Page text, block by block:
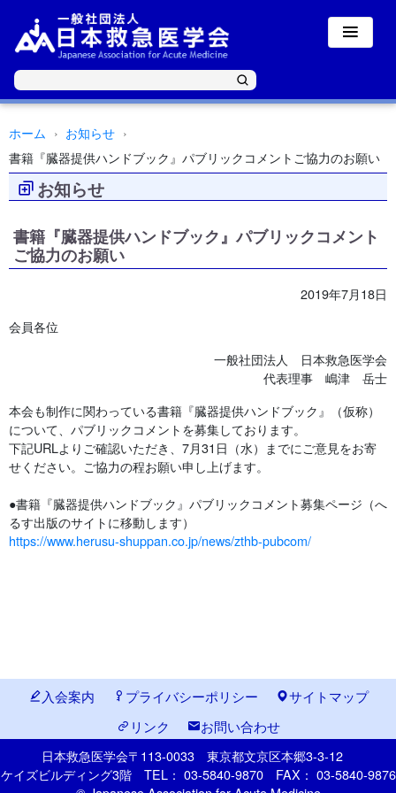
ホーム
お知らせ
書籍『臓器提供ハンドブック』パブリックコメントご協力のお願い
お知らせ
書籍『臓器提供ハンドブック』パブリックコメント
ご協力のお願い
2019年7月18日
会員各位
一般社団法人 日本救急医学会
代表理事 嶋津 岳士
本会も制作に関わっている書籍『臓器提供ハンドブック』（仮称）
について、パブリックコメントを募集しております。
下記URLよりご確認いただき、7月31日（水）までにご意見をお寄
せください。ご協力の程お願い申し上げます。
●書籍『臓器提供ハンドブック』パブリックコメント募集ページ（へ
るす出版のサイトに移動します）
https://www.herusu-shuppan.co.jp/news/zthb-pubcom/
入会案内 プライバシーポリシー
サイトマップ
リンク
お問い合わせ
日本救急医学会〒113-0033 東京都文京区本郷3-3-12
ケイズビルディング3階 TEL： 03-5840-9870 FAX： 03-5840-9876